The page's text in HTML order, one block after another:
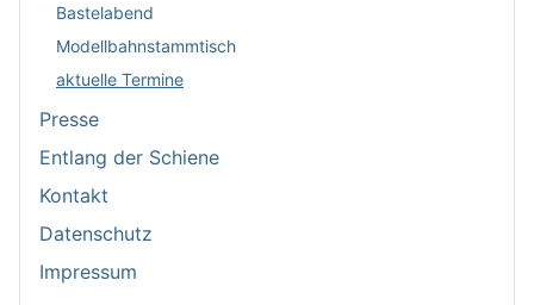
Bastelabend
Modellbahnstammtisch
aktuelle Termine
Presse
Entlang der Schiene
Kontakt
Datenschutz
Impressum